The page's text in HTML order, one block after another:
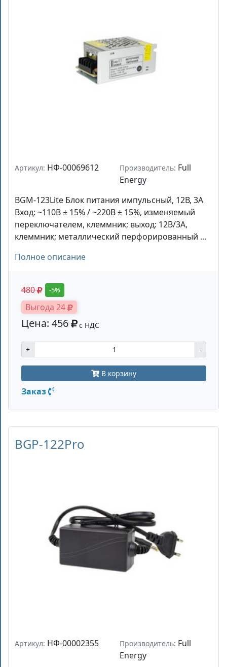
Артикул: НФ-00069612 Производитель: Full
Energy
BGM-123Lite Блок питания импульсный, 12В, 3А
Вход: ~110В ± 15% / ~220В ± 15%, изменяемый
переключателем, клеммник; выход: 12В/3А,
клеммник; металлический перфорированный ...
Полное описание
480 -5%
Выгода 24
Цена: 456 с НДС
+ -
В корзину
Заказ
BGP-122Pro
Артикул: НФ-00002355 Производитель: Full
Energy